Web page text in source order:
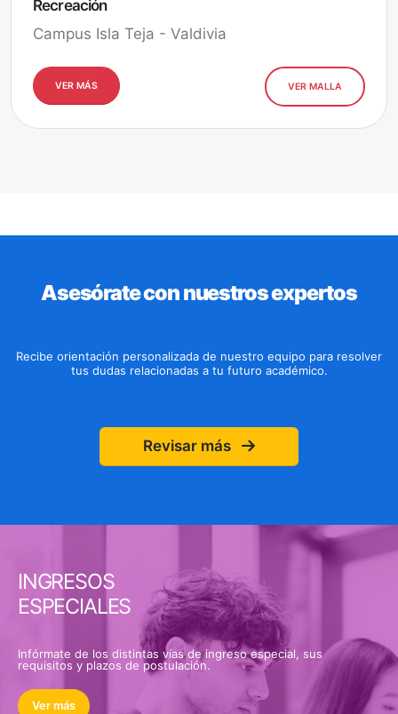
Recreación
Campus Isla Teja - Valdivia
VER MÁS VER MALLA
Asesórate con nuestros expertos
Recibe orientación personalizada de nuestro equipo para resolver
tus dudas relacionadas a tu futuro académico.
Revisar más
INGRESOS
ESPECIALES
Infórmate de los distintas vías de ingreso especial, sus
requisitos y plazos de postulación.
Ver más